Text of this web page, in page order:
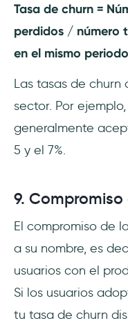
Tasa de churn =
perdidos / número
en el mismo
Las tasas de
sector. Por
generalmente
5 y el 7%.
9.
El compromiso de
a su nombre, es
usuarios con el
Si los usuarios
tu tasa de churn